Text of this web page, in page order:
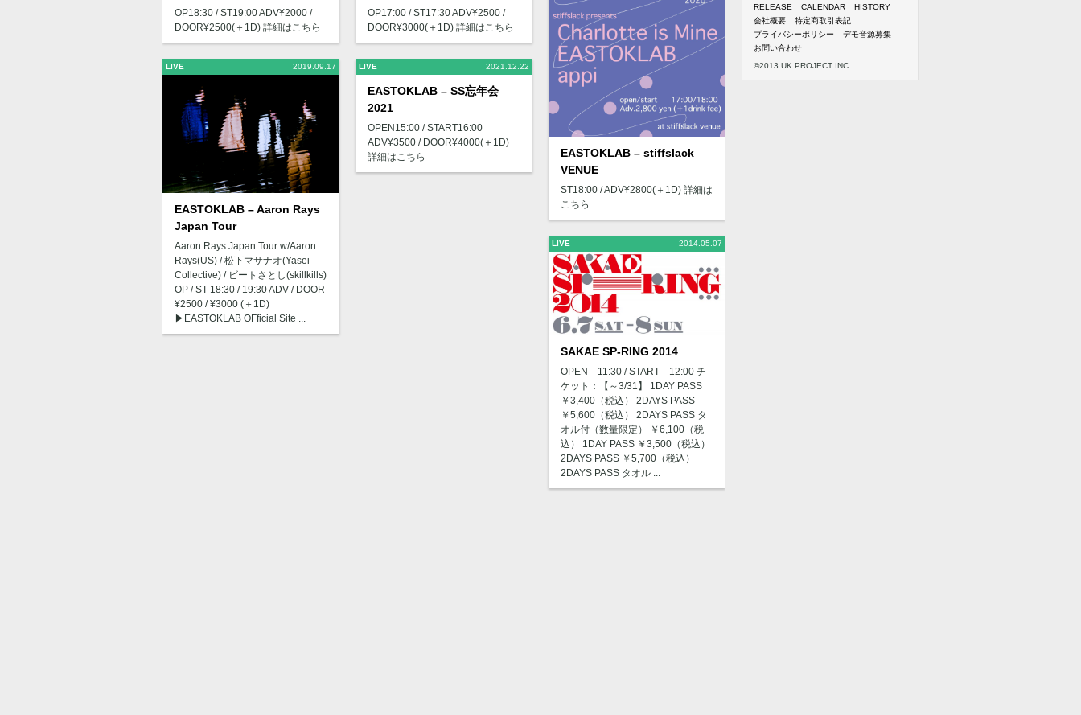
OP18:30 / ST19:00 ADV¥2000 /
DOOR¥2500(＋1D) 詳細はこちら
LIVE 2019.09.17
EASTOKLAB – Aaron Rays
Japan Tour
Aaron Rays Japan Tour w/Aaron
Rays(US) / 松下マサナオ(Yasei
Collective) / ビートさとし(skillkills)
OP / ST 18:30 / 19:30 ADV / DOOR
¥2500 / ¥3000 (＋1D)
▶︎EASTOKLAB OFficial Site ...
OP17:00 / ST17:30 ADV¥2500 /
DOOR¥3000(＋1D) 詳細はこちら
LIVE 2021.12.22
EASTOKLAB – SS忘年会
2021
OPEN15:00 / START16:00
ADV¥3500 / DOOR¥4000(＋1D)
詳細はこちら
EASTOKLAB – stiffslack
VENUE
ST18:00 / ADV¥2800(＋1D) 詳細は
こちら
LIVE 2014.05.07
SAKAE SP-RING 2014
OPEN 11:30 / START 12:00 チ
ケット：【～3/31】 1DAY PASS
￥3,400（税込） 2DAYS PASS
￥5,600（税込） 2DAYS PASS タ
オル付（数量限定） ￥6,100（税
込） 1DAY PASS ￥3,500（税込）
2DAYS PASS ￥5,700（税込）
2DAYS PASS タオル ...
RELEASE
CALENDAR
HISTORY
会社概要
特定商取引表記
プライバシーポリシー
デモ音源募集
お問い合わせ
©2013 UK.PROJECT INC.